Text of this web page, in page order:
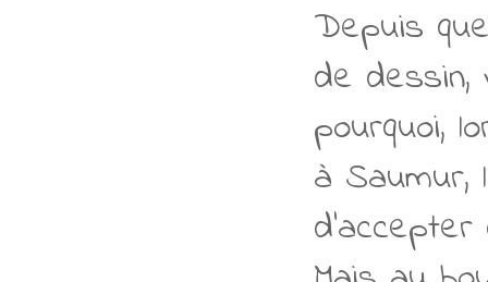
Depuis
de dessin,
pourquoi,
à Saumur,
d'accepter